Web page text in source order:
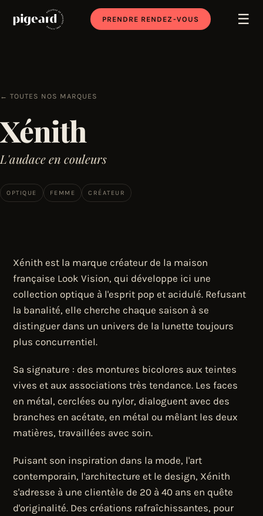
PRENDRE RENDEZ-VOUS ☰
← TOUTES NOS MARQUES
Xénith
L'audace en couleurs
OPTIQUE FEMME CRÉATEUR
Xénith est la marque créateur de la maison
française Look Vision, qui développe ici une
collection optique à l'esprit pop et acidulé. Refusant
la banalité, elle cherche chaque saison à se
distinguer dans un univers de la lunette toujours
plus concurrentiel.
Sa signature : des montures bicolores aux teintes
vives et aux associations très tendance. Les faces
en métal, cerclées ou nylor, dialoguent avec des
branches en acétate, en métal ou mêlant les deux
matières, travaillées avec soin.
Puisant son inspiration dans la mode, l'art
contemporain, l'architecture et le design, Xénith
s'adresse à une clientèle de 20 à 40 ans en quête
d'originalité. Des créations rafraîchissantes, pour